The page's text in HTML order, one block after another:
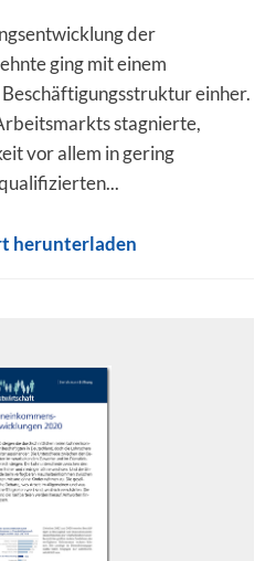
der
ging mit einem
einher.
stagnierte,
vor allem in gering
herunterladen